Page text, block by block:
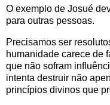
O exemplo de Josué
para outras pessoas.
Precisamos ser
humanidade carece de
que não sofram
intenta destruir não
princípios divinos que